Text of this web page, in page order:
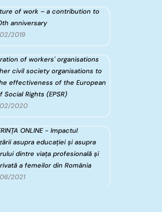
of work – a contribution to
anniversary
2019
of workers' organisations
civil society organisations to
effectiveness of the European
Social Rights (EPSR)
2020
ONLINE - Impactul
asupra educației și asupra
dintre viața profesională și
a femeilor din România
2021